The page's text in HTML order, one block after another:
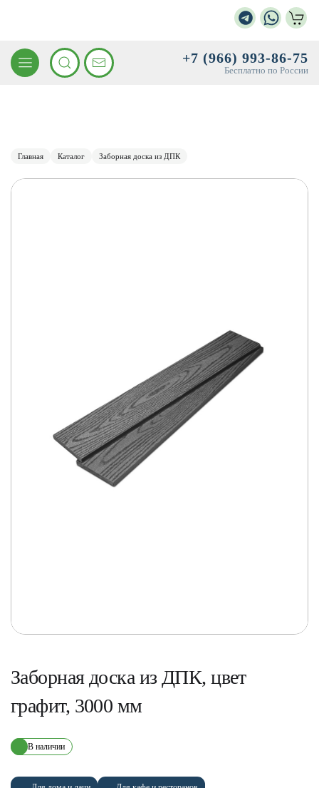
+7 (966) 993-86-75
Бесплатно по России
Главная Каталог Заборная доска из ДПК
Заборная доска из ДПК, цвет
графит, 3000 мм
В наличии